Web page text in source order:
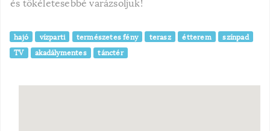
hajó vízparti természetes fény terasz étterem
színpad
TV
akadálymentes tánctér